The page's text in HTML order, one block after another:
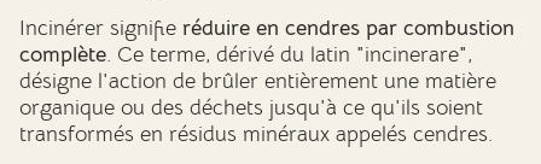
Incinérer signifie réduire en cendres par combustion
complète. Ce terme, dérivé du latin "incinerare",
désigne l'action de brûler entièrement une matière
organique ou des déchets jusqu'à ce qu'ils soient
transformés en résidus minéraux appelés cendres.